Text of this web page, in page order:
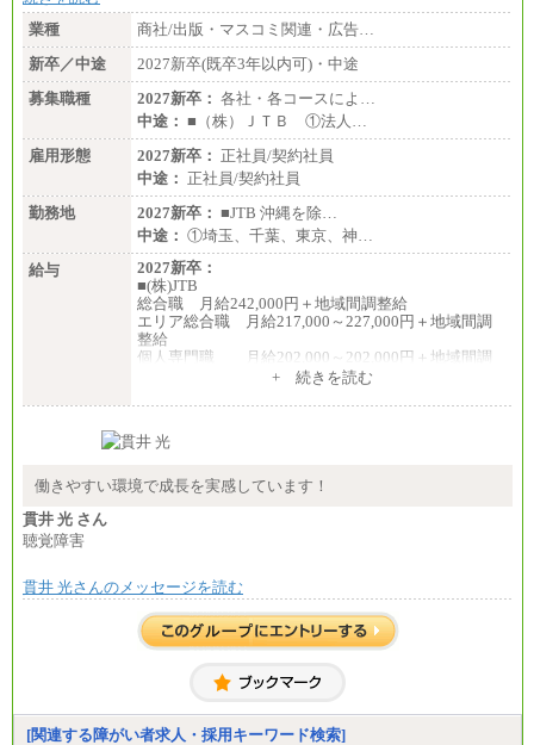
業種
商社/出版・マスコミ関連・広告…
新卒／中途
2027新卒(既卒3年以内可)・中途
募集職種
2027新卒： 各社・各コースによ…
中途： ■（株）ＪＴＢ ①法人…
雇用形態
2027新卒： 正社員/契約社員
中途： 正社員/契約社員
勤務地
2027新卒： ■JTB 沖縄を除…
中途： ①埼玉、千葉、東京、神…
給与
2027新卒：
■(株)JTB
総合職 月給242,000円＋地域間調整給
エリア総合職 月給217,000～227,000円＋地域間調
整給
個人専門職 月給202,000～202,000円＋地域間調
総合職 月給208,000～235,000円
※詳細はJTBキャリアサイトよりご確認ください。
総合職 月給220,000～230,000円＋地域間調整給
整給
※詳細はJTBキャリアサイトよりご確認ください。
■(株)JTBコミュニケーションデザイン
総合職 月給230,000円
みなし残業手当：20,000円（一律支給）※みなし
残業手当の残業時間は10.43時間。
+ 続きを読む
働きやすい環境で成長を実感しています！
貫井 光 さん
聴覚障害
貫井 光さんのメッセージを読む
[関連する障がい者求人・採用キーワード検索]